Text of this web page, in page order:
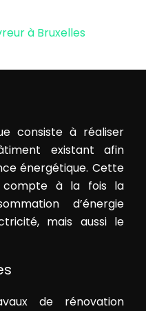
à Bruxelles
consiste à réaliser
existant afin
énergétique. Cette
compte à la fois la
d’énergie
mais aussi le
de rénovation